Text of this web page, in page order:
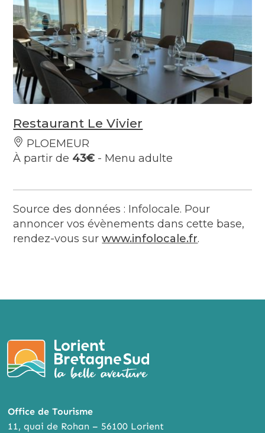
Restaurant Le Vivier
PLOEMEUR
À partir de 43€ - Menu adulte
Source des données : Infolocale. Pour
annoncer vos évènements dans cette base,
rendez-vous surwww.infolocale.fr.
Office de Tourisme
11, quai de Rohan – 56100 Lorient